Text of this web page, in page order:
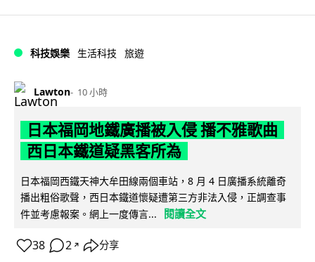
科技娛樂 生活科技 旅遊
Lawton 10 小時
日本福岡地鐵廣播被入侵 播不雅歌曲
西日本鐵道疑黑客所為
日本福岡西鐵天神大牟田線兩個車站，8 月 4 日廣播系統離奇
播出粗俗歌聲，西日本鐵道懷疑遭第三方非法入侵，正調查事
件並考慮報案。網上一度傳言...
閱讀全文
38 2 ↗ 分享